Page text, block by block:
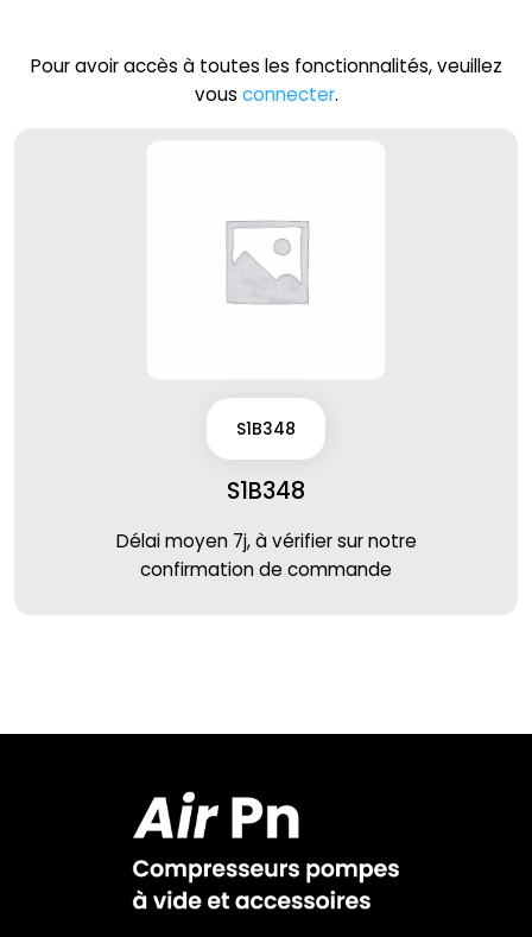
Pour avoir accès à toutes les fonctionnalités, veuillez
vous connecter.
S1B348
S1B348
Délai moyen 7j, à vérifier sur notre
confirmation de commande